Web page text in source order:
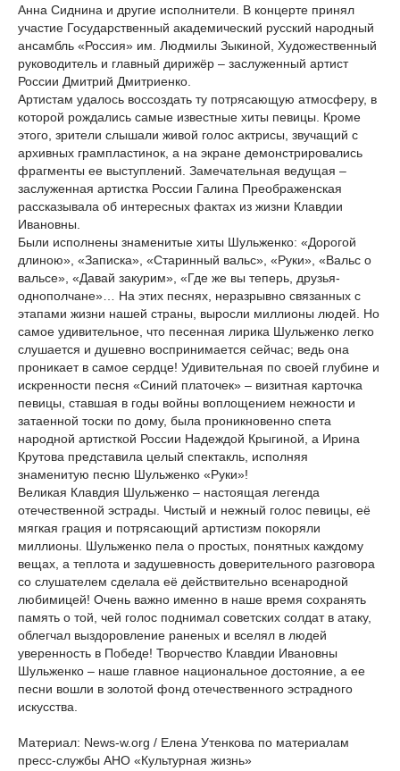
Анна Сиднина и другие исполнители. В концерте принял
участие Государственный академический русский народный
ансамбль «Россия» им. Людмилы Зыкиной, Художественный
руководитель и главный дирижёр – заслуженный артист
России Дмитрий Дмитриенко.
Артистам удалось воссоздать ту потрясающую атмосферу, в
которой рождались самые известные хиты певицы. Кроме
этого, зрители слышали живой голос актрисы, звучащий с
архивных грампластинок, а на экране демонстрировались
фрагменты ее выступлений. Замечательная ведущая –
заслуженная артистка России Галина Преображенская
рассказывала об интересных фактах из жизни Клавдии
Ивановны.
Были исполнены знаменитые хиты Шульженко: «Дорогой
длиною», «Записка», «Старинный вальс», «Руки», «Вальс о
вальсе», «Давай закурим», «Где же вы теперь, друзья-
однополчане»… На этих песнях, неразрывно связанных с
этапами жизни нашей страны, выросли миллионы людей. Но
самое удивительное, что песенная лирика Шульженко легко
слушается и душевно воспринимается сейчас; ведь она
проникает в самое сердце! Удивительная по своей глубине и
искренности песня «Синий платочек» – визитная карточка
певицы, ставшая в годы войны воплощением нежности и
затаенной тоски по дому, была проникновенно спета
народной артисткой России Надеждой Крыгиной, а Ирина
Крутова представила целый спектакль, исполняя
знаменитую песню Шульженко «Руки»!
Великая Клавдия Шульженко – настоящая легенда
отечественной эстрады. Чистый и нежный голос певицы, её
мягкая грация и потрясающий артистизм покоряли
миллионы. Шульженко пела о простых, понятных каждому
вещах, а теплота и задушевность доверительного разговора
со слушателем сделала её действительно всенародной
любимицей! Очень важно именно в наше время сохранять
память о той, чей голос поднимал советских солдат в атаку,
облегчал выздоровление раненых и вселял в людей
уверенность в Победе! Творчество Клавдии Ивановны
Шульженко – наше главное национальное достояние, а ее
песни вошли в золотой фонд отечественного эстрадного
искусства.
Материал: News-w.org / Елена Утенкова по материалам
пресс-службы АНО «Культурная жизнь»